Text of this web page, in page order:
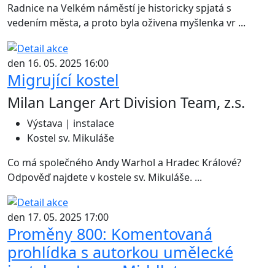
Radnice na Velkém náměstí je historicky spjatá s
vedením města, a proto byla oživena myšlenka vr ...
den 16. 05. 2025 16:00
Migrující kostel
Milan Langer Art Division Team, z.s.
Výstava | instalace
Kostel sv. Mikuláše
Co má společného Andy Warhol a Hradec Králové?
Odpověď najdete v kostele sv. Mikuláše. ...
den 17. 05. 2025 17:00
Proměny 800: Komentovaná
prohlídka s autorkou umělecké